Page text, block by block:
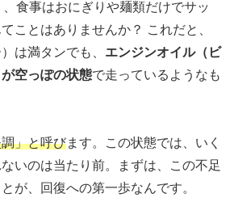
食事はおにぎりや麺類だけでサッ
ことはありませんか？ これだと、
は満タンでも、 エンジンオイル（ビ
空っぽの状態で走っているようなも
」と呼びます。この状態では、いく
いのは当たり前。まずは、この不足
が、回復への第一歩なんです。